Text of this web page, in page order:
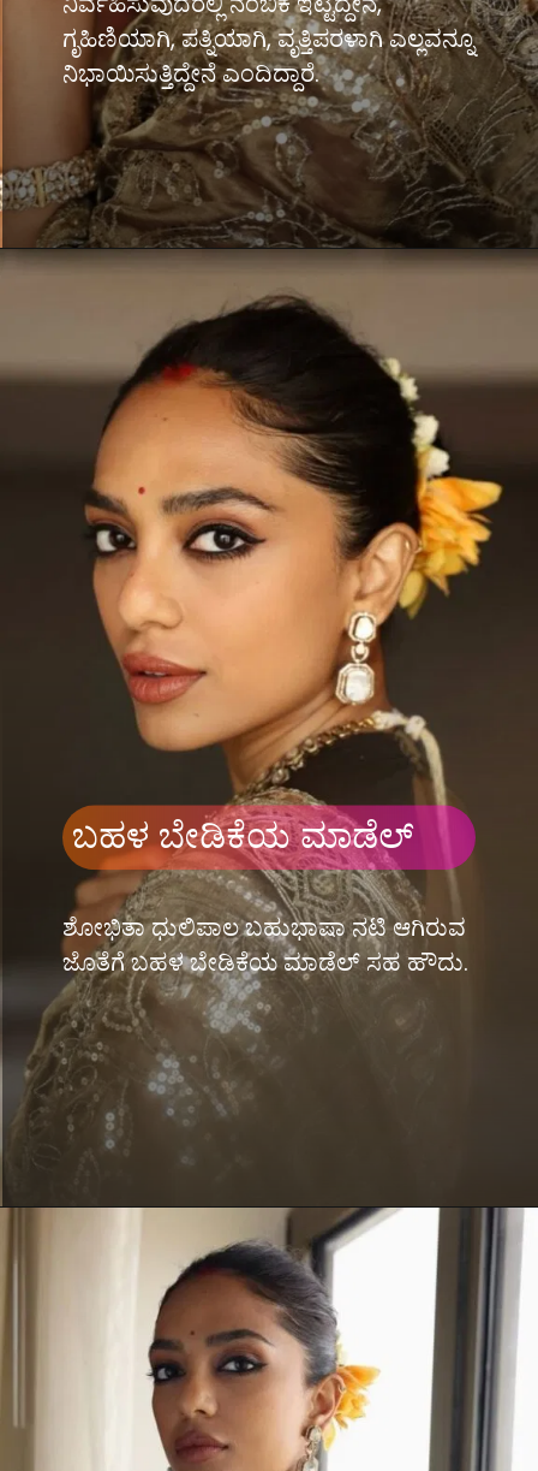
ಗೃಹಿಣಿಯಾಗಿ, ಪತ್ನಿಯಾಗಿ, ವೃತ್ತಿಪರಳಾಗಿ ಎಲ್ಲವನ್ನೂ
ನಿಭಾಯಿಸುತ್ತಿದ್ದೇನೆ ಎಂದಿದ್ದಾರೆ.
ಶೋಭಿತಾ ಧುಲಿಪಾಲ ಬಹುಭಾಷಾ ನಟಿ ಆಗಿರುವ
ಜೊತೆಗೆ ಬಹಳ ಬೇಡಿಕೆಯ ಮಾಡೆಲ್ ಸಹ ಹೌದು.
ಬಹಳ ಬೇಡಿಕೆಯ ಮಾಡೆಲ್